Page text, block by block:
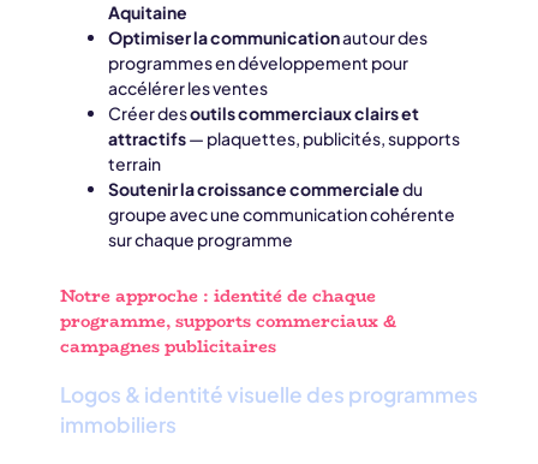
Aquitaine
Optimiser la communicationautour des
programmes en développement pour
accélérer les ventes
Créer desoutils commerciaux clairs et
attractifs— plaquettes, publicités, supports
terrain
Soutenir la croissance commercialedu
groupe avec une communication cohérente
sur chaque programme
Notre approche : identité de chaque
programme, supports commerciaux &
campagnes publicitaires
Logos & identité visuelle des programmes
immobiliers